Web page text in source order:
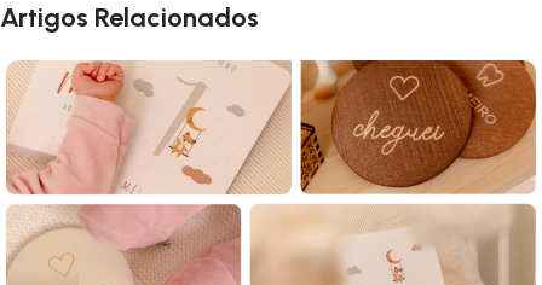
Artigos Relacionados